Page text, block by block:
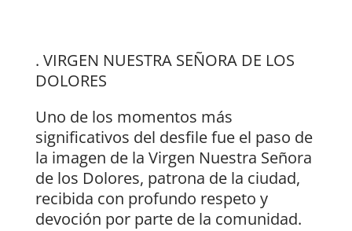
. VIRGEN NUESTRA SEÑORA DE LOS
DOLORES
Uno de los momentos más
significativos del desfile fue el paso de
la imagen de la Virgen Nuestra Señora
de los Dolores, patrona de la ciudad,
recibida con profundo respeto y
devoción por parte de la comunidad.